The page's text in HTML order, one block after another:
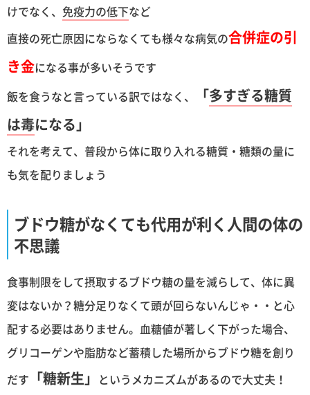
けでなく、 免疫力の低下など
直接の死亡原因にならなくても様々な病気の合併症の引
き金になる事が多いそうです
飯を食うなと言っている訳ではなく、
「多すぎる糖質
は毒になる」
それを考えて、普段から体に取り入れる糖質・糖類の量に
も気を配りましょう
ブドウ糖がなくても代用が利く人間の体の
不思議
食事制限をして摂取するブドウ糖の量を減らして、体に異
変はないか？糖分足りなくて頭が回らないんじゃ・・と心
配する必要はありません。血糖値が著しく下がった場合、
グリコーゲンや脂肪など蓄積した場所からブドウ糖を創り
だす 「糖新生」 というメカニズムがあるので大丈夫！